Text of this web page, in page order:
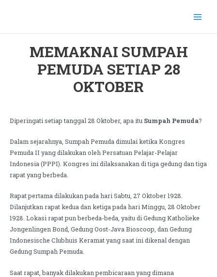
MEMAKNAI SUMPAH
PEMUDA SETIAP 28
OKTOBER
Diperingati setiap tanggal 28 Oktober, apa itu Sumpah Pemuda?
Dalam sejarahnya, Sumpah Pemuda dimulai ketika Kongres
Pemuda II yang dilakukan oleh Persatuan Pelajar-Pelajar
Indonesia (PPPI). Kongres ini dilaksanakan di tiga gedung dan tiga
rapat yang berbeda.
Rapat pertama dilakukan pada hari Sabtu, 27 Oktober 1928.
Dilanjutkan rapat kedua dan ketiga pada hari Minggu, 28 Oktober
1928. Lokasi rapat pun berbeda-beda, yaitu di Gedung Katholieke
Jongenlingen Bond, Gedung Oost-Java Bioscoop, dan Gedung
Indonesische Clubhuis Keramat yang saat ini dikenal dengan
Gedung Sumpah Pemuda.
Saat rapat, banyak dilakukan pembicaraan yang dimana